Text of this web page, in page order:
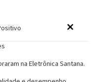
na Eletrônica Santana.